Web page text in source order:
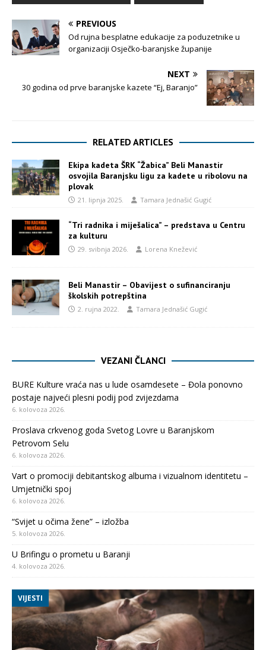
PREVIOUS
Od rujna besplatne edukacije za poduzetnike u
organizaciji Osječko-baranjske županije
NEXT
30 godina od prve baranjske kazete “Ej, Baranjo”
RELATED ARTICLES
Ekipa kadeta ŠRK “Žabica” Beli Manastir
osvojila Baranjsku ligu za kadete u ribolovu na
plovak
21. lipnja 2025. Tamara Jednašić Gugić
“Tri radnika i miješalica” – predstava u Centru
za kulturu
29. svibnja 2026. Lorena Knežević
Beli Manastir – Obavijest o sufinanciranju
školskih potrepština
2. rujna 2022. Tamara Jednašić Gugić
VEZANI ČLANCI
BURE Kulture vraća nas u lude osamdesete – Đola ponovno
postaje najveći plesni podij pod zvijezdama
6. kolovoza 2026.
Proslava crkvenog goda Svetog Lovre u Baranjskom
Petrovom Selu
6. kolovoza 2026.
Vart o promociji debitantskog albuma i vizualnom identitetu –
Umjetnički spoj
6. kolovoza 2026.
“Svijet u očima žene” – izložba
5. kolovoza 2026.
U Brifingu o prometu u Baranji
4. kolovoza 2026.
VIJESTI